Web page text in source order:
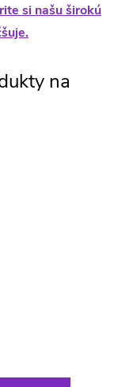
si našu širokú
na